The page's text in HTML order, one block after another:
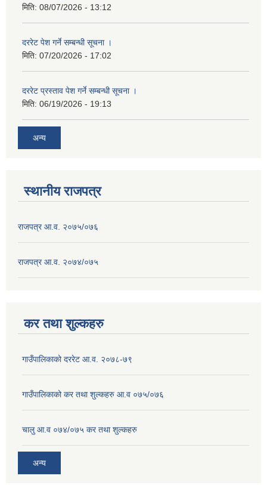
मिति: 08/07/2026 - 13:12
दररेट पेश गर्ने सम्बन्धी सूचना ।
मिति: 07/20/2026 - 17:02
दररेट प्रस्ताव पेश गर्ने सम्बन्धी सूचना ।
मिति: 06/19/2026 - 19:13
अन्य
स्थानीय राजपत्र
राजपत्र आ.व. २०७५/०७६
राजपत्र आ.व. २०७४/०७५
कर तथा शुल्कहरु
गाउँपालिकाको दररेट आ.व. २०७८-७९
गाउँपालिकाको कर तथा शुल्कहरु आ.व ०७५/०७६
चालु आ.व ०७४/०७५ कर तथा शुल्कहरु
अन्य